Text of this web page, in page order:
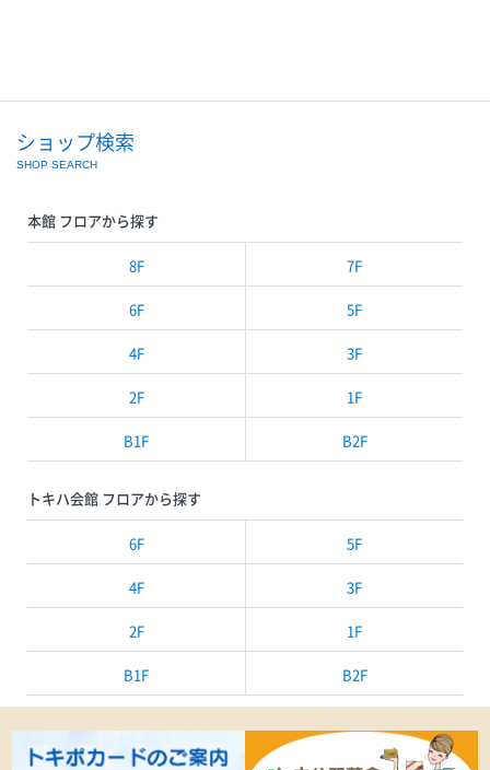
ショップ検索
SHOP SEARCH
本館 フロアから探す
8F 7F
6F 5F
4F 3F
2F 1F
B1F B2F
トキハ会館 フロアから探す
6F 5F
4F 3F
2F 1F
B1F B2F